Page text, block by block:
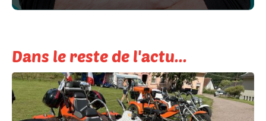
Dans le reste de l'actu...